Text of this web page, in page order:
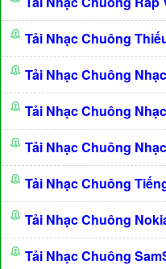
Tải Nhạc Chuông
Tải Nhạc Chuông
Tải Nhạc Chuông
Tải Nhạc Chuông
Tải Nhạc Chuông
Tải Nhạc Chuông
Tải Nhạc Chuông